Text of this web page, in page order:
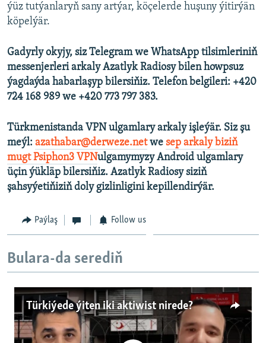
ýüz tutýanlaryň sany artýar, köçelerde huşuny ýitirýän
köpelýär.
Gadyrly okyjy, siz Telegram we WhatsApp tilsimleriniň
messenjerleri arkaly Azatlyk Radiosy bilen howpsuz
ýagdaýda habarlaşyp bilersiňiz. Telefon belgileri: +420
724 168 989 we +420 773 797 383.
Türkmenistanda VPN ulgamlary arkaly işleýär. Siz şu
meýl: azathabar@derweze.netwe sep arkaly biziň
mugt Psiphon3 VPNulgamymyzy Android ulgamlary
üçin ýükläp bilersiňiz. Azatlyk Radiosy siziň
şahsyýetiňiziň doly gizlinligini kepillendirýär.
Paýlaş Follow us
Bulara-da serediň
Türkiýede ýiten iki aktiwist nirede?